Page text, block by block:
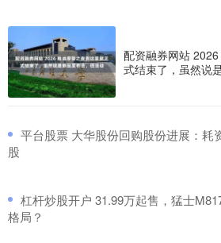
配资融券网站
式结束了，虽然说
平台股票 大华股份回购股份进展：耗
股
杠杆炒股开户 31.99万起售，猛士
格局？